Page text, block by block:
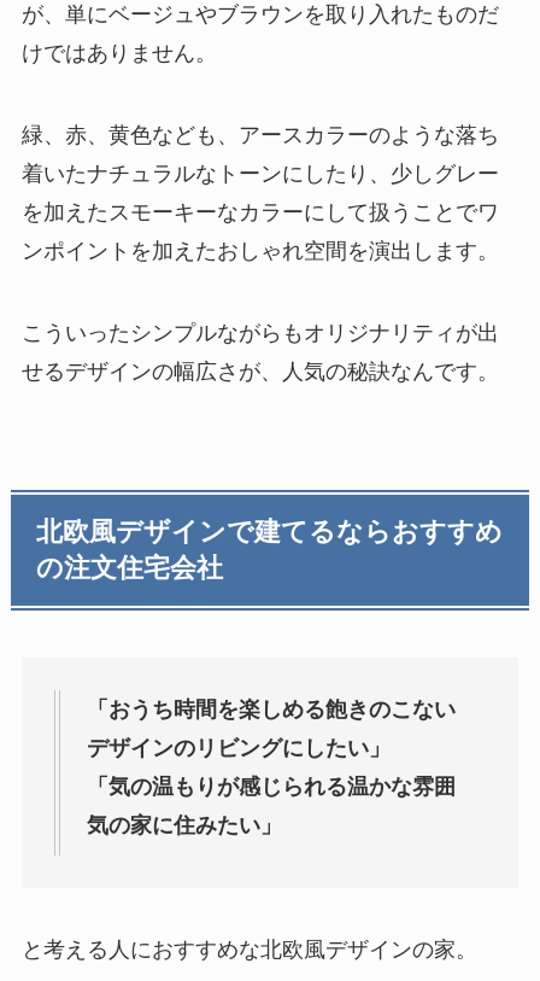
が、単にベージュやブラウンを取り入れたものだ
けではありません。
緑、赤、黄色なども、アースカラーのような落ち
着いたナチュラルなトーンにしたり、少しグレー
を加えたスモーキーなカラーにして扱うことでワ
ンポイントを加えたおしゃれ空間を演出します。
こういったシンプルながらもオリジナリティが出
せるデザインの幅広さが、人気の秘訣なんです。
北欧風デザインで建てるならおすすめ
の注文住宅会社
「おうち時間を楽しめる飽きのこない
デザインのリビングにしたい」
「気の温もりが感じられる温かな雰囲
気の家に住みたい」
と考える人におすすめな北欧風デザインの家。